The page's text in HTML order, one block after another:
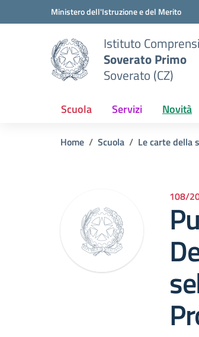
Vai ai contenuti
Vai al menu di navigazioneMinistero dell'Istruzione e del Merito
Istituto
Soverato Primo
Soverato (CZ)
Scuola Servizi Novità
Home Scuola Le carte della
108/